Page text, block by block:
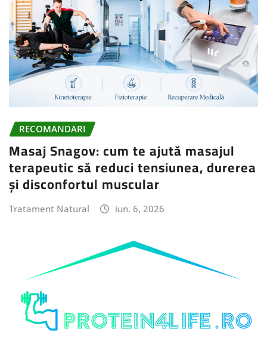
RECOMANDARI
Masaj Snagov: cum te ajută masajul
terapeutic să reduci tensiunea, durerea
și disconfortul muscular
Tratament Natural iun. 6, 2026